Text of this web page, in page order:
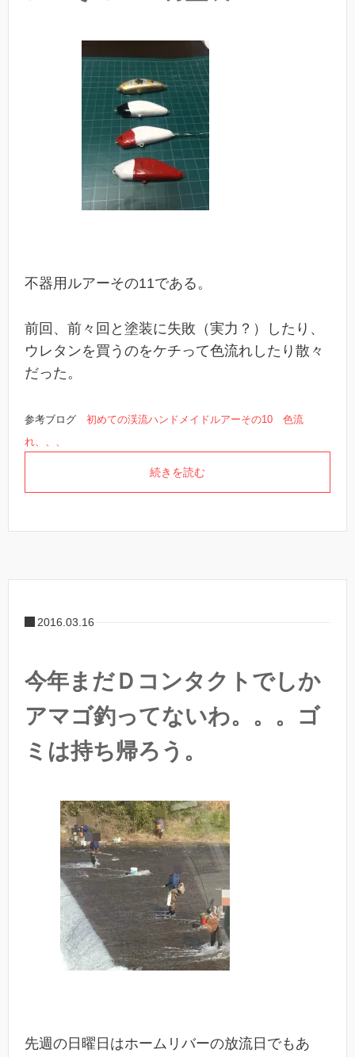
不器用ルアーその11である。
前回、前々回と塗装に失敗（実力？）したり、
ウレタンを買うのをケチって色流れしたり散々
だった。
参考ブログ 初めての渓流ハンドメイドルアーその10 色流
れ、、、
続きを読む
2016.03.16
今年まだＤコンタクトでしか
アマゴ釣ってないわ。。。ゴ
ミは持ち帰ろう。
先週の日曜日はホームリバーの放流日でもあ